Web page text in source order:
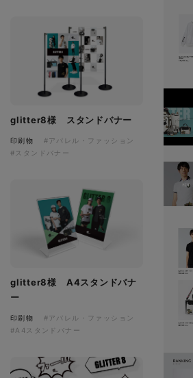
glitter8様 スタンドバナー
印刷物
#アパレル・ファッション
#スタンドバナー
glitter8様 A4スタンドバナ
ー
印刷物
#アパレル・ファッション
#A4スタンドバナー